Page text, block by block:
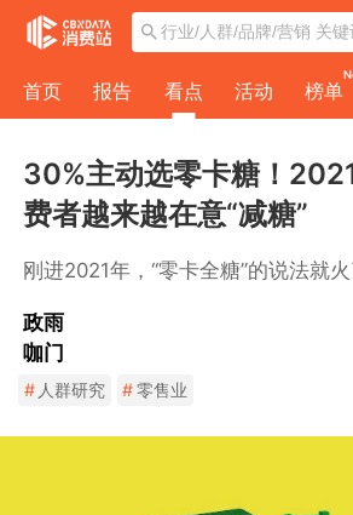
首页 报告 看点 活动 榜单
30%主动选零卡糖！
费者越来越在意“减糖”
刚进2021年，“零卡全糖”的说法就火
政雨
咖门
# 人群研究 #零售业